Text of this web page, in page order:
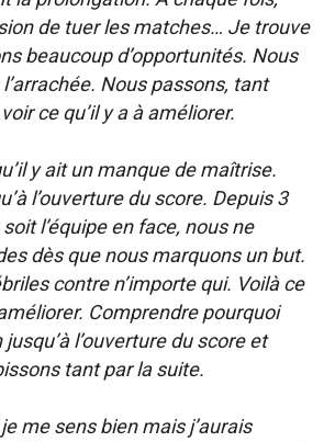
de tuer les matches… Je trouve
beaucoup d’opportunités. Nous
Nous passons, tant
ce qu’il y a à améliorer.
y ait un manque de maîtrise.
l’ouverture du score. Depuis 3
l’équipe en face, nous ne
dès que nous marquons un but.
contre n’importe qui. Voilà ce
Comprendre pourquoi
l’ouverture du score et
tant par la suite.
me sens bien mais j’aurais